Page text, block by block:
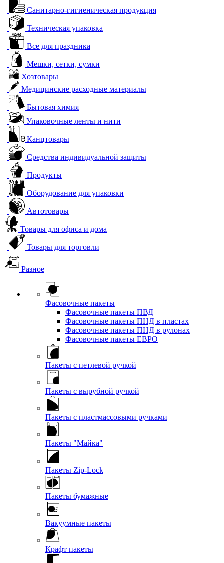
Санитарно-гигиеническая продукция
Техническая упаковка
Все для праздника
Мешки, сетки, сумки
Хозтовары
Медицинские расходные материалы
Бытовая химия
Упаковочные ленты и нити
Канцтовары
Средства индивидуальной защиты
Продукты
Оборудование для упаковки
Автотовары
Товары для офиса и дома
Товары для торговли
Разное
Фасовочные пакеты
Фасовочные пакеты ПВД
Фасовочные пакеты ПНД в пластах
Фасовочные пакеты ПНД в рулонах
Фасовочные пакеты ЕВРО
Пакеты с петлевой ручкой
Пакеты с вырубной ручкой
Пакеты с пластмассовыми ручками
Пакеты "Майка"
Пакеты Zip-Lock
Пакеты бумажные
Вакуумные пакеты
Крафт пакеты